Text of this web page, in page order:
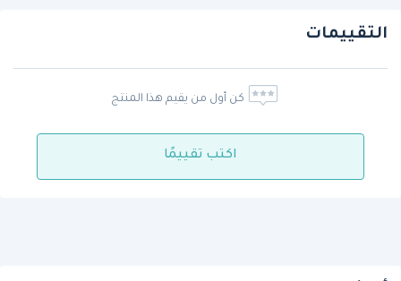
التقييمات
كن أول من يقيم هذا المنتج
اكتب تقييمًا